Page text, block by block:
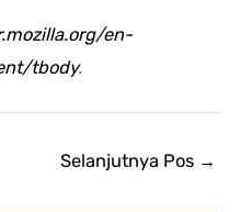
en-
tbody.
Selanjutnya Pos →